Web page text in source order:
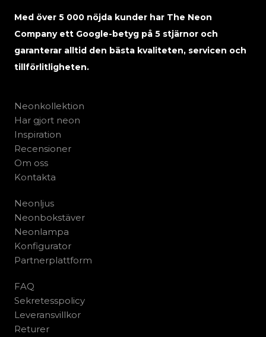
Med över 5 000 nöjda kunder har The Neon
Company ett Google-betyg på 5 stjärnor och
garanterar alltid den bästa kvaliteten, servicen och
tillförlitligheten.
Neonkollektion
Har gjort neon
Inspiration
Recensioner
Om oss
Kontakta
Neonljus
Neonbokstäver
Neonlampa
Konfigurator
Partnerplattform
FAQ
Sekretesspolicy
Leveransvillkor
Returer